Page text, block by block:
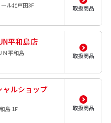
ル北戸田3F
取扱商品
平和島店
平和島
取扱商品
ルショップ
島 1F
取扱商品